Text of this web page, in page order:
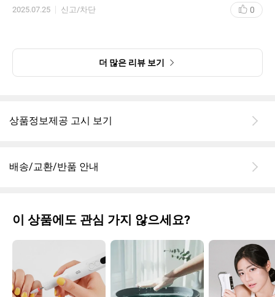
2025.07.25 신고/차단 0
더 많은 리뷰 보기
상품정보제공 고시 보기
배송/교환/반품 안내
이 상품에도 관심 가지 않으세요?